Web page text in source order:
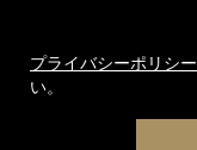
プライバシーポリシー
い。